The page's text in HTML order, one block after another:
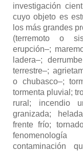
investigación
cuyo objeto es
los más grandes
(terremoto o
erupción–;
ladera–;
terrestre–;
o chubasco–;
tormenta pluvial;
rural; incendio
granizada;
frente frío;
contaminación